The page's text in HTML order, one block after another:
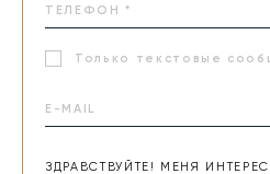
Только текстовые